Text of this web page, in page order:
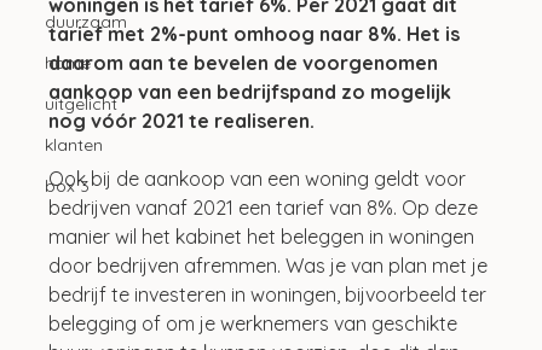
duurzaam
home
uitgelicht
klanten
box 3
woningen is het tarief 6%. Per 2021 gaat dit
tarief met 2%-punt omhoog naar 8%. Het is
daarom aan te bevelen de voorgenomen
aankoop van een bedrijfspand zo mogelijk
nog vóór 2021 te realiseren.
Ook bij de aankoop van een woning geldt voor
bedrijven vanaf 2021 een tarief van 8%. Op deze
manier wil het kabinet het beleggen in woningen
door bedrijven afremmen. Was je van plan met je
bedrijf te investeren in woningen, bijvoorbeeld ter
belegging of om je werknemers van geschikte